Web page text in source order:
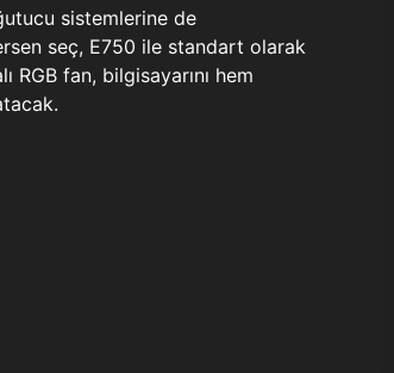
sistemlerine de
seç, E750 ile standart olarak
RGB fan, bilgisayarını hem